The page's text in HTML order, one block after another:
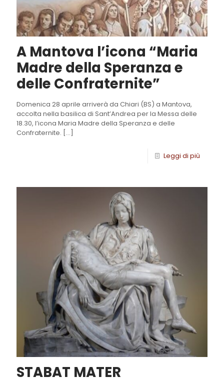
A Mantova l’icona “Maria
Madre della Speranza e
delle Confraternite”
Domenica 28 aprile arriverà da Chiari (BS) a Mantova,
accolta nella basilica di Sant’Andrea per la Messa delle
18.30, l’icona Maria Madre della Speranza e delle
Confraternite. […]
Leggi di più
STABAT MATER